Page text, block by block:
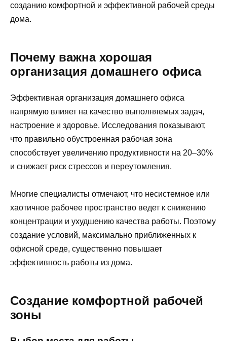
созданию комфортной и эффективной рабочей среды
дома.
Почему важна хорошая
организация домашнего офиса
Эффективная организация домашнего офиса
напрямую влияет на качество выполняемых задач,
настроение и здоровье. Исследования показывают,
что правильно обустроенная рабочая зона
способствует увеличению продуктивности на 20–30%
и снижает риск стрессов и переутомления.
Многие специалисты отмечают, что несистемное или
хаотичное рабочее пространство ведет к снижению
концентрации и ухудшению качества работы. Поэтому
создание условий, максимально приближенных к
офисной среде, существенно повышает
эффективность работы из дома.
Создание комфортной рабочей
зоны